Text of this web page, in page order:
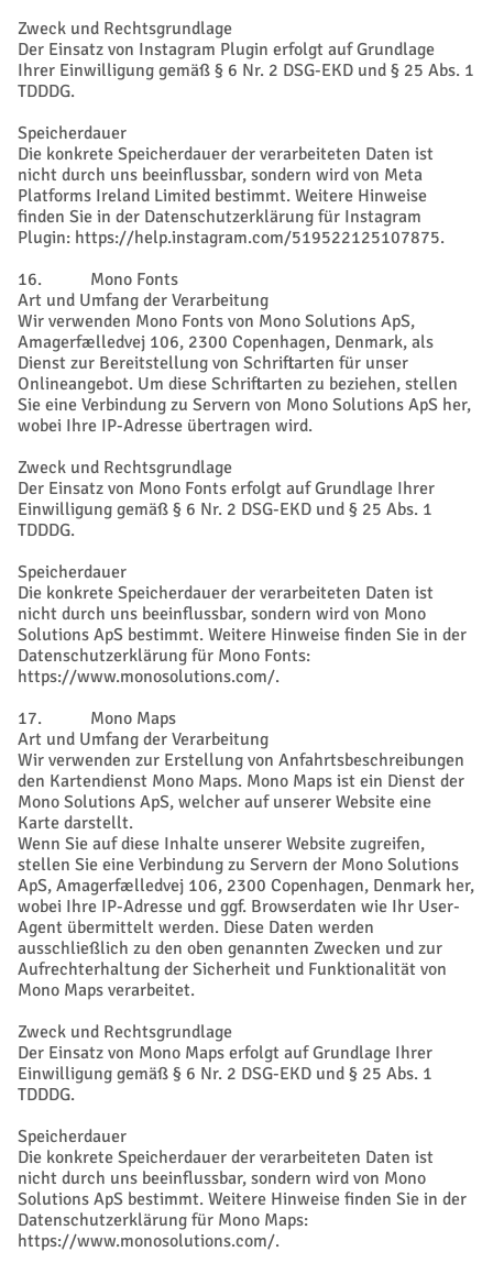
Zweck und Rechtsgrundlage
Der Einsatz von Instagram Plugin erfolgt auf Grundlage
Ihrer Einwilligung gemäß § 6 Nr. 2 DSG-EKD und § 25 Abs. 1
TDDDG.
Speicherdauer
Die konkrete Speicherdauer der verarbeiteten Daten ist
nicht durch uns beeinflussbar, sondern wird von Meta
Platforms Ireland Limited bestimmt. Weitere Hinweise
finden Sie in der Datenschutzerklärung für Instagram
Plugin: https://help.instagram.com/519522125107875.
16. Mono Fonts
Art und Umfang der Verarbeitung
Wir verwenden Mono Fonts von Mono Solutions ApS,
Amagerfælledvej 106, 2300 Copenhagen, Denmark, als
Dienst zur Bereitstellung von Schriftarten für unser
Onlineangebot. Um diese Schriftarten zu beziehen, stellen
Sie eine Verbindung zu Servern von Mono Solutions ApS her,
wobei Ihre IP-Adresse übertragen wird.
Zweck und Rechtsgrundlage
Der Einsatz von Mono Fonts erfolgt auf Grundlage Ihrer
Einwilligung gemäß § 6 Nr. 2 DSG-EKD und § 25 Abs. 1
TDDDG.
Speicherdauer
Die konkrete Speicherdauer der verarbeiteten Daten ist
nicht durch uns beeinflussbar, sondern wird von Mono
Solutions ApS bestimmt. Weitere Hinweise finden Sie in der
Datenschutzerklärung für Mono Fonts:
https://www.monosolutions.com/.
17. Mono Maps
Art und Umfang der Verarbeitung
Wir verwenden zur Erstellung von Anfahrtsbeschreibungen
den Kartendienst Mono Maps. Mono Maps ist ein Dienst der
Mono Solutions ApS, welcher auf unserer Website eine
Karte darstellt.
Wenn Sie auf diese Inhalte unserer Website zugreifen,
stellen Sie eine Verbindung zu Servern der Mono Solutions
ApS, Amagerfælledvej 106, 2300 Copenhagen, Denmark her,
wobei Ihre IP-Adresse und ggf. Browserdaten wie Ihr User-
Agent übermittelt werden. Diese Daten werden
ausschließlich zu den oben genannten Zwecken und zur
Aufrechterhaltung der Sicherheit und Funktionalität von
Mono Maps verarbeitet.
Zweck und Rechtsgrundlage
Der Einsatz von Mono Maps erfolgt auf Grundlage Ihrer
Einwilligung gemäß § 6 Nr. 2 DSG-EKD und § 25 Abs. 1
TDDDG.
Speicherdauer
Die konkrete Speicherdauer der verarbeiteten Daten ist
nicht durch uns beeinflussbar, sondern wird von Mono
Solutions ApS bestimmt. Weitere Hinweise finden Sie in der
Datenschutzerklärung für Mono Maps:
https://www.monosolutions.com/.